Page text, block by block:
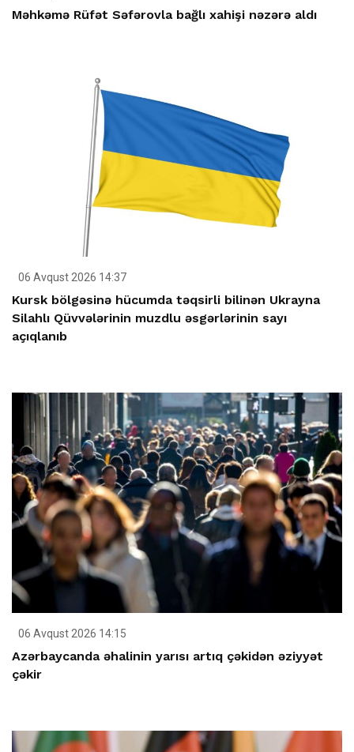
Məhkəmə Rüfət Səfərovla bağlı xahişi nəzərə aldı
06 Avqust 2026 14:37
Kursk bölgəsinə hücumda təqsirli bilinən Ukrayna
Silahlı Qüvvələrinin muzdlu əsgərlərinin sayı
açıqlanıb
06 Avqust 2026 14:15
Azərbaycanda əhalinin yarısı artıq çəkidən əziyyət
çəkir